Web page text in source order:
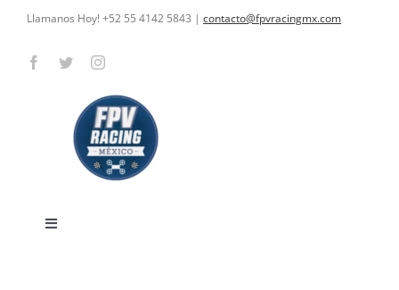
Skip
content
Llamanos Hoy! +52 55 4142 5843 | contacto@fpvracingmx.com
Toggle